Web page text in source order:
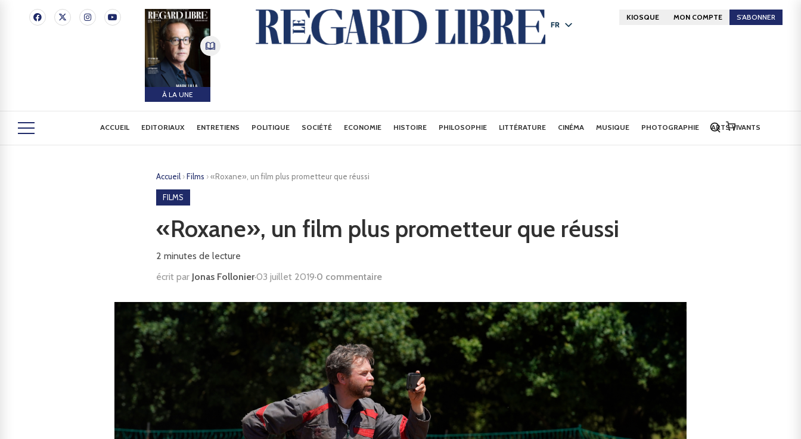
À LA UNE
FR
KIOSQUE MON COMPTE S'ABONNER
ACCUEIL EDITORIAUX ENTRETIENS POLITIQUE SOCIÉTÉ ECONOMIE HISTOIRE PHILOSOPHIE LITTÉRATURE CINÉMA MUSIQUE PHOTOGRAPHIE ARTS VIVANTS
Accueil ›Films ›«Roxane», un film plus prometteur que réussi
FILMS
«Roxane», un film plus prometteur que réussi
2 minutes de lecture
écrit par Jonas Follonier·03 juillet 2019·0 commentaire